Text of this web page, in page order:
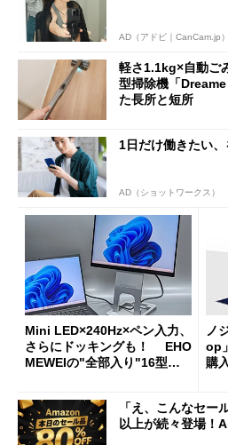
AD（アドビ｜CanCam.jp）
軽さ1.1kg×自動ご
型掃除機「
た長所と短所
1日だけ働きたい
AD（ショットワークス）
Mini LED×240Hz×ペン入力、
さらにドッキングも！ EHO
MEWEIの"全部入り"16型モ
ノ
op
購
「え、こんなセー
以上が続々登場！